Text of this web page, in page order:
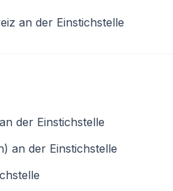
an der Einstichstelle
der Einstichstelle
an der Einstichstelle